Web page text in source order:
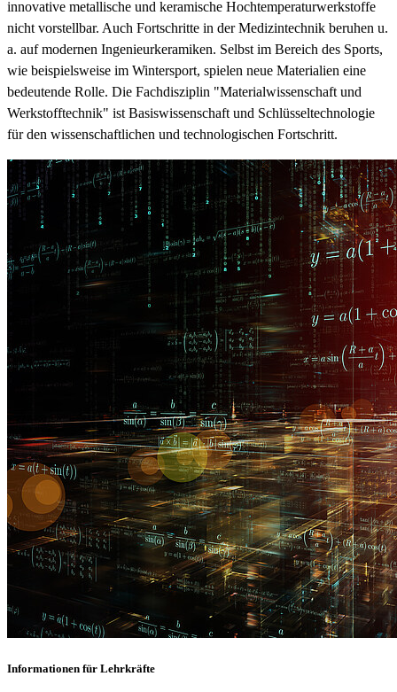
innovative metallische und keramische Hochtemperaturwerkstoffe
nicht vorstellbar. Auch Fortschritte in der Medizintechnik beruhen u.
a. auf modernen Ingenieurkeramiken. Selbst im Bereich des Sports,
wie beispielsweise im Wintersport, spielen neue Materialien eine
bedeutende Rolle. Die Fachdisziplin "Materialwissenschaft und
Werkstofftechnik" ist Basiswissenschaft und Schlüsseltechnologie
für den wissenschaftlichen und technologischen Fortschritt.
Informationen für Lehrkräfte